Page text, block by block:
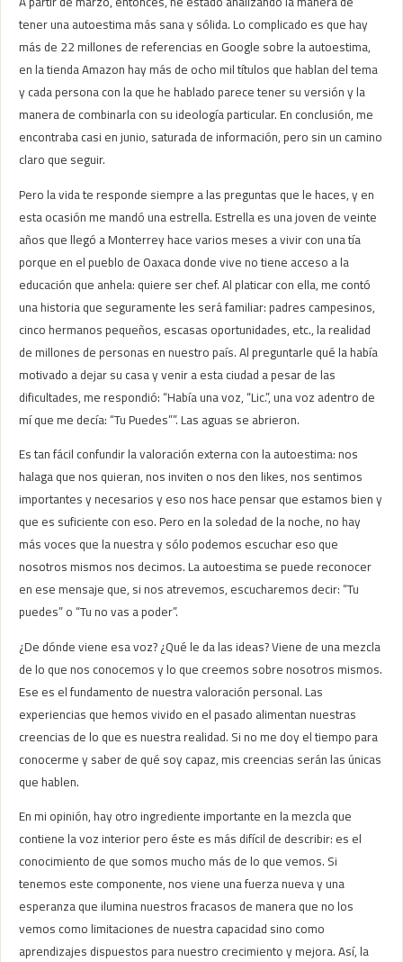
tener una autoestima más sana y sólida. Lo complicado es que hay
más de 22 millones de referencias en Google sobre la autoestima,
en la tienda Amazon hay más de ocho mil títulos que hablan del tema
y cada persona con la que he hablado parece tener su versión y la
manera de combinarla con su ideología particular. En conclusión, me
encontraba casi en junio, saturada de información, pero sin un camino
claro que seguir.
Pero la vida te responde siempre a las preguntas que le haces, y en
esta ocasión me mandó una estrella. Estrella es una joven de veinte
años que llegó a Monterrey hace varios meses a vivir con una tía
porque en el pueblo de Oaxaca donde vive no tiene acceso a la
educación que anhela: quiere ser chef. Al platicar con ella, me contó
una historia que seguramente les será familiar: padres campesinos,
cinco hermanos pequeños, escasas oportunidades, etc., la realidad
de millones de personas en nuestro país. Al preguntarle qué la había
motivado a dejar su casa y venir a esta ciudad a pesar de las
dificultades, me respondió: “Había una voz, “Lic.”, una voz adentro de
mí que me decía: “Tu Puedes””. Las aguas se abrieron.
Es tan fácil confundir la valoración externa con la autoestima: nos
halaga que nos quieran, nos inviten o nos den likes, nos sentimos
importantes y necesarios y eso nos hace pensar que estamos bien y
que es suficiente con eso. Pero en la soledad de la noche, no hay
más voces que la nuestra y sólo podemos escuchar eso que
nosotros mismos nos decimos. La autoestima se puede reconocer
en ese mensaje que, si nos atrevemos, escucharemos decir: “Tu
puedes” o “Tu no vas a poder”.
¿De dónde viene esa voz? ¿Qué le da las ideas? Viene de una mezcla
de lo que nos conocemos y lo que creemos sobre nosotros mismos.
Ese es el fundamento de nuestra valoración personal. Las
experiencias que hemos vivido en el pasado alimentan nuestras
creencias de lo que es nuestra realidad. Si no me doy el tiempo para
conocerme y saber de qué soy capaz, mis creencias serán las únicas
que hablen.
En mi opinión, hay otro ingrediente importante en la mezcla que
contiene la voz interior pero éste es más difícil de describir: es el
conocimiento de que somos mucho más de lo que vemos. Si
tenemos este componente, nos viene una fuerza nueva y una
esperanza que ilumina nuestros fracasos de manera que no los
vemos como limitaciones de nuestra capacidad sino como
aprendizajes dispuestos para nuestro crecimiento y mejora. Así, la